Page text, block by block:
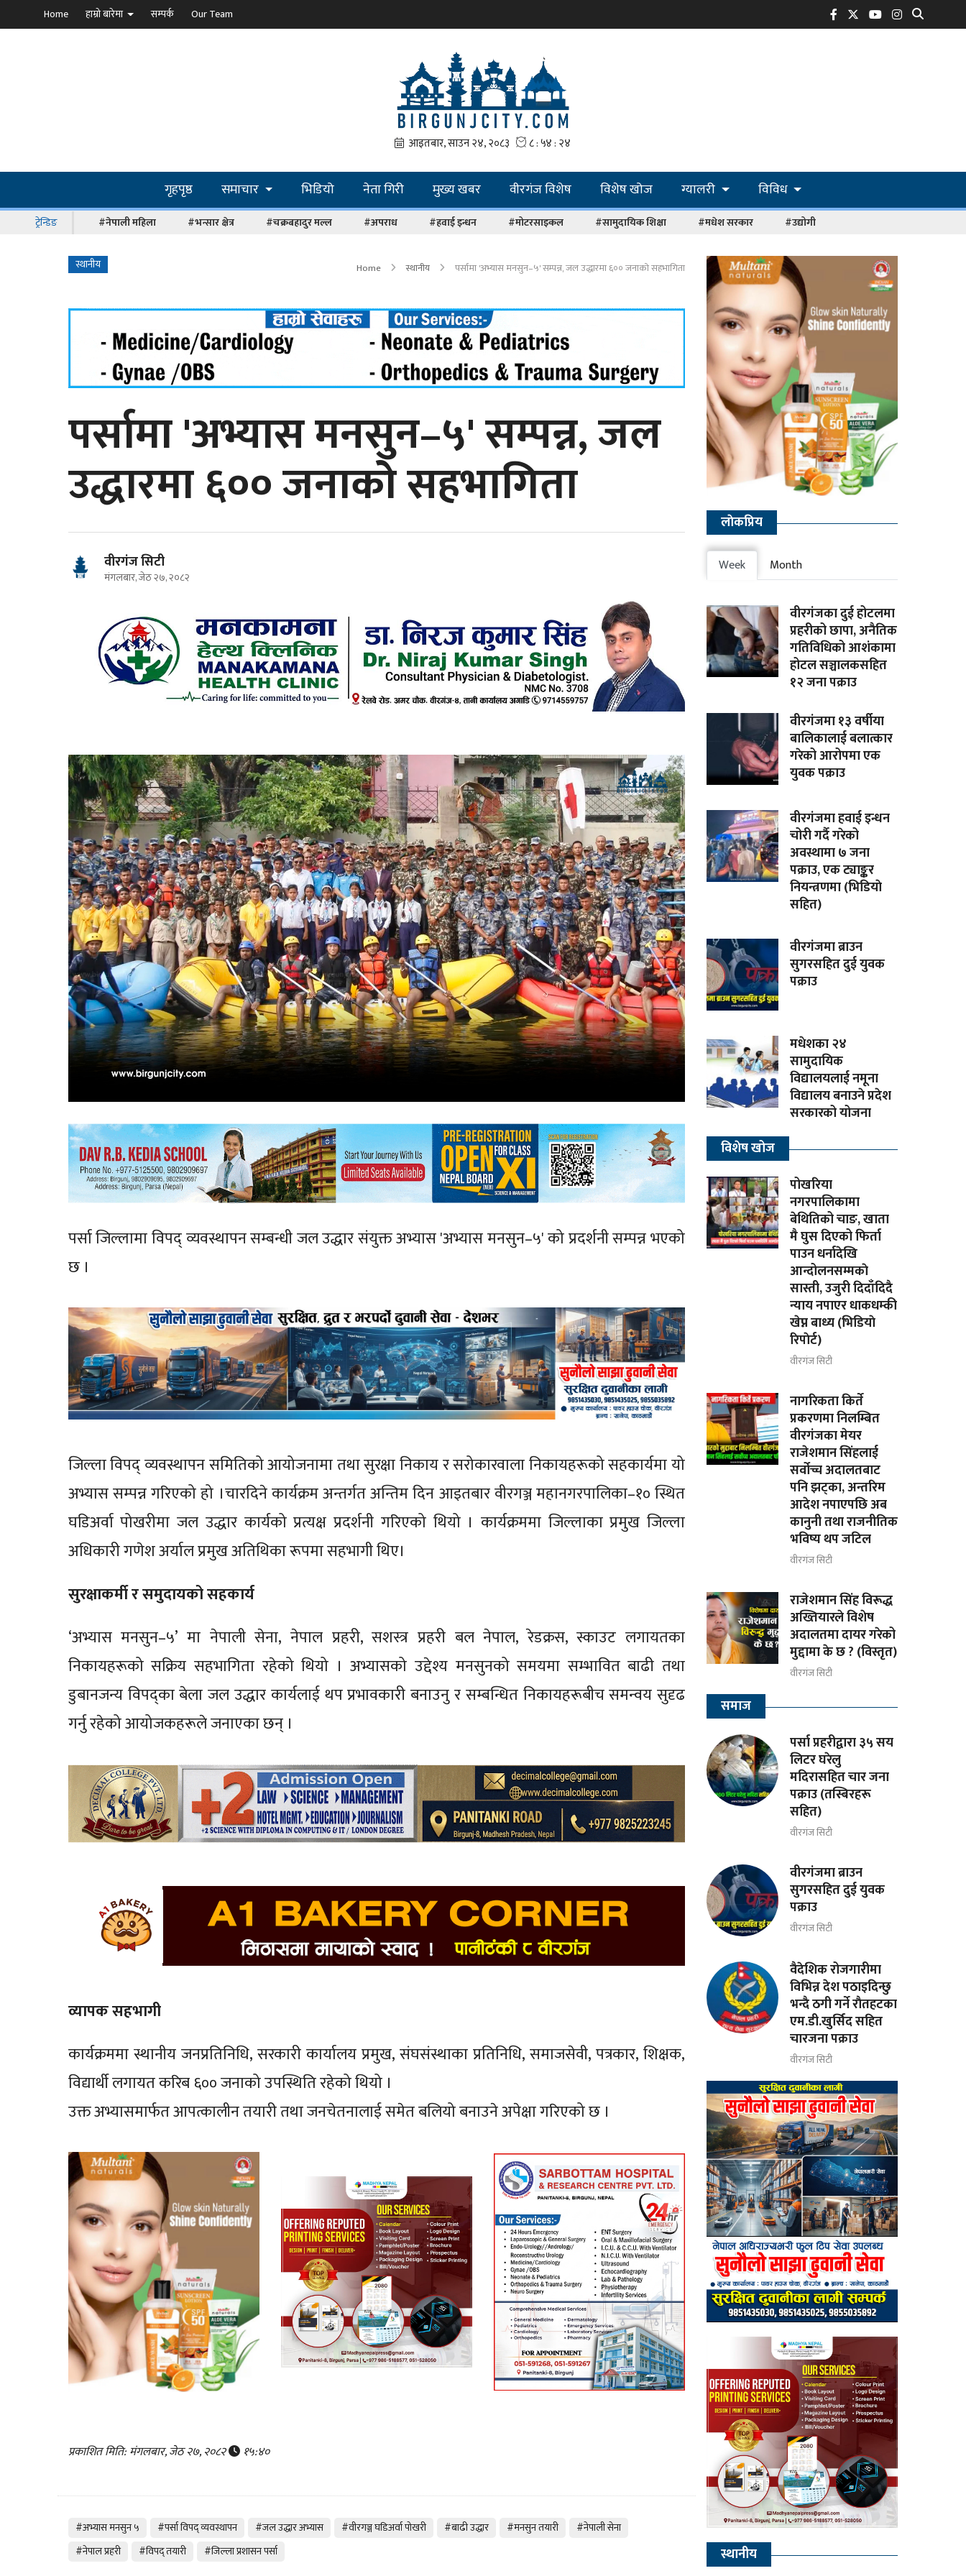
Home हाम्रो बारेमा सम्पर्क Our Team
गृहपृष्ठ समाचार भिडियो नेता गिरी मुख्य खबर वीरगंज विशेष विशेष खोज ग्यालरी विविध
ट्रेन्डिङ #नेपाली महिला #भन्सार क्षेत्र #चक्रबहादुर मल्ल #अपराध #हवाई इन्धन #मोटरसाइकल #सामुदायिक शिक्षा #मधेश सरकार #उद्योगी
स्थानीय Home स्थानीय पर्सामा 'अभ्यास मनसुन–५' सम्पन्न, जल उद्धारमा ६०० जनाको सहभागिता
पर्सामा 'अभ्यास मनसुन–५' सम्पन्न, जल
उद्धारमा ६०० जनाको सहभागिता
वीरगंज सिटी
मंगलबार, जेठ २७, २०८२
पर्सा जिल्लामा विपद् व्यवस्थापन सम्बन्धी जल उद्धार संयुक्त अभ्यास 'अभ्यास मनसुन–५' को प्रदर्शनी सम्पन्न भएको
छ ।
जिल्ला विपद् व्यवस्थापन समितिको आयोजनामा तथा सुरक्षा निकाय र सरोकारवाला निकायहरूको सहकार्यमा यो
अभ्यास सम्पन्न गरिएको हो ।चारदिने कार्यक्रम अन्तर्गत अन्तिम दिन आइतबार वीरगञ्ज महानगरपालिका–१० स्थित
घडिअर्वा पोखरीमा जल उद्धार कार्यको प्रत्यक्ष प्रदर्शनी गरिएको थियो । कार्यक्रममा जिल्लाका प्रमुख जिल्ला
अधिकारी गणेश अर्याल प्रमुख अतिथिका रूपमा सहभागी थिए।
सुरक्षाकर्मी र समुदायको सहकार्य
‘अभ्यास मनसुन–५’ मा नेपाली सेना, नेपाल प्रहरी, सशस्त्र प्रहरी बल नेपाल, रेडक्रस, स्काउट लगायतका
निकायहरूको सक्रिय सहभागिता रहेको थियो । अभ्यासको उद्देश्य मनसुनको समयमा सम्भावित बाढी तथा
डुबानजन्य विपद्का बेला जल उद्धार कार्यलाई थप प्रभावकारी बनाउनु र सम्बन्धित निकायहरूबीच समन्वय सुदृढ
गर्नु रहेको आयोजकहरूले जनाएका छन् ।
व्यापक सहभागी
कार्यक्रममा स्थानीय जनप्रतिनिधि, सरकारी कार्यालय प्रमुख, संघसंस्थाका प्रतिनिधि, समाजसेवी, पत्रकार, शिक्षक,
विद्यार्थी लगायत करिब ६०० जनाको उपस्थिति रहेको थियो ।
उक्त अभ्यासमार्फत आपत्कालीन तयारी तथा जनचेतनालाई समेत बलियो बनाउने अपेक्षा गरिएको छ ।
प्रकाशित मिति: मंगलबार, जेठ २७, २०८२ १५:४०
#अभ्यास मनसुन ५ #पर्सा विपद् व्यवस्थापन #जल उद्धार अभ्यास #वीरगञ्ज घडिअर्वा पोखरी #बाढी उद्धार #मनसुन तयारी
#नेपाली सेना
#नेपाल प्रहरी
#विपद् तयारी #जिल्ला प्रशासन पर्सा
लाेकप्रिय
Week Month
वीरगंजका दुई होटलमा
प्रहरीको छापा, अनैतिक
गतिविधिको आशंकामा
होटल सञ्चालकसहित
१२ जना पक्राउ
वीरगंजमा १३ वर्षीया
बालिकालाई बलात्कार
गरेको आरोपमा एक
युवक पक्राउ
वीरगंजमा हवाई इन्धन
चोरी गर्दै गरेको
अवस्थामा ७ जना
पक्राउ, एक ट्याङ्कर
नियन्त्रणमा (भिडियाे
सहित)
वीरगंजमा ब्राउन
सुगरसहित दुई युवक
पक्राउ
मधेशका २४
सामुदायिक
विद्यालयलाई नमूना
विद्यालय बनाउने प्रदेश
सरकारको योजना
विशेष खोज
पोखरिया
नगरपालिकामा
बेथितिको चाङ, खाता
मै घुस दिएको फिर्ता
पाउन धर्नादेखि
आन्दोलनसम्मकाे
सास्ती, उजुरी दिदाँदिदै
न्याय नपाएर धाकधम्की
खेप्न बाध्य (भिडियाे
रिपाेर्ट)
वीरगंज सिटी
नागरिकता किर्ते
प्रकरणमा निलम्बित
वीरगंजका मेयर
राजेशमान सिंहलाई
सर्वोच्च अदालतबाट
पनि झट्का, अन्तरिम
आदेश नपाएपछि अब
कानुनी तथा राजनीतिक
भविष्य थप जटिल
वीरगंज सिटी
राजेशमान सिंह विरूद्ध
अख्तियारले विशेष
अदालतमा दायर गरेको
मुद्दामा के छ ? (विस्तृत)
वीरगंज सिटी
समाज
पर्सा प्रहरीद्वारा ३५ सय
लिटर घरेलु
मदिरासहित चार जना
पक्राउ (तस्बिरहरू
सहित)
वीरगंज सिटी
वीरगंजमा ब्राउन
सुगरसहित दुई युवक
पक्राउ
वीरगंज सिटी
वैदेशिक रोजगारीमा
विभिन्न देश पठाइदिन्छु
भन्दै ठगी गर्ने राैतहटका
एम.डी.खुर्सिद सहित
चारजना पक्राउ
वीरगंज सिटी
स्थानीय